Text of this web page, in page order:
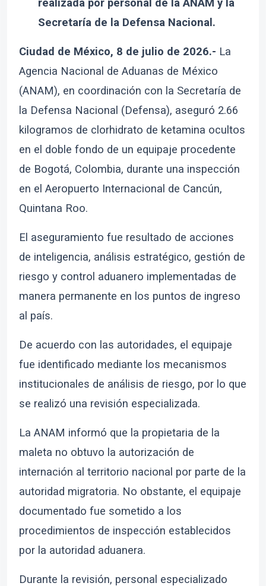
Secretaría de la Defensa Nacional.
Ciudad de México, 8 de julio de 2026.- La
Agencia Nacional de Aduanas de México
(ANAM), en coordinación con la Secretaría de
la Defensa Nacional (Defensa), aseguró 2.66
kilogramos de clorhidrato de ketamina ocultos
en el doble fondo de un equipaje procedente
de Bogotá, Colombia, durante una inspección
en el Aeropuerto Internacional de Cancún,
Quintana Roo.
El aseguramiento fue resultado de acciones
de inteligencia, análisis estratégico, gestión de
riesgo y control aduanero implementadas de
manera permanente en los puntos de ingreso
al país.
De acuerdo con las autoridades, el equipaje
fue identificado mediante los mecanismos
institucionales de análisis de riesgo, por lo que
se realizó una revisión especializada.
La ANAM informó que la propietaria de la
maleta no obtuvo la autorización de
internación al territorio nacional por parte de la
autoridad migratoria. No obstante, el equipaje
documentado fue sometido a los
procedimientos de inspección establecidos
por la autoridad aduanera.
Durante la revisión, personal especializado